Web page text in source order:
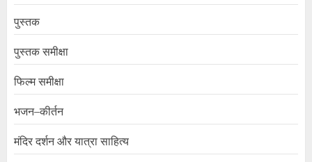
पुस्तक
पुस्तक समीक्षा
फिल्म समीक्षा
भजन–कीर्तन
मंदिर दर्शन और यात्रा साहित्य